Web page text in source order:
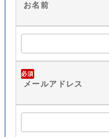
お名前
必須
メールアドレス